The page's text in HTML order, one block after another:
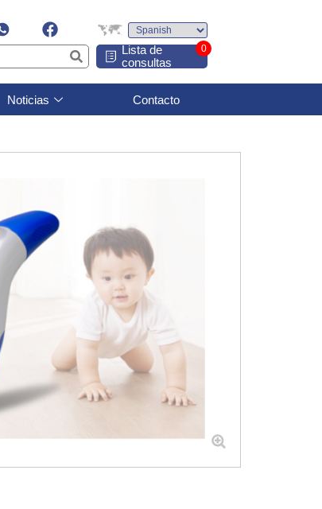
Lista de
consultas
0
Noticias Contacto